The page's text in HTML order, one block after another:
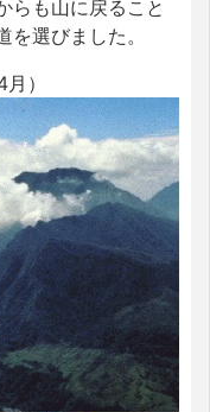
らも山に戻ること
選びました。
）